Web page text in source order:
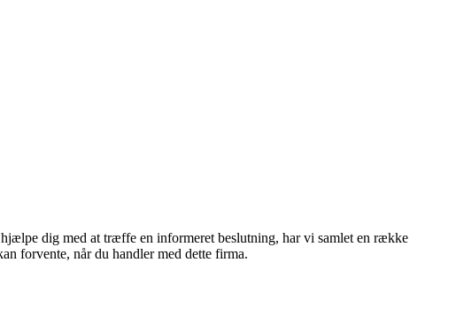
dig med at træffe en informeret beslutning, har vi samlet en række
forvente, når du handler med dette firma.